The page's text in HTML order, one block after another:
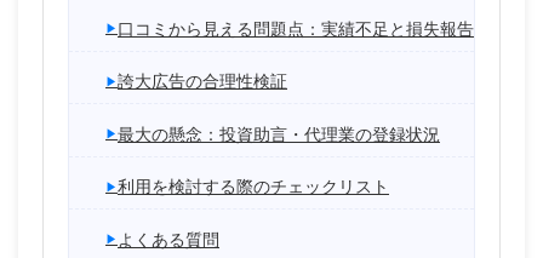
口コミから見える問題点：実績不足と損失報告
誇大広告の合理性検証
最大の懸念：投資助言・代理業の登録状況
利用を検討する際のチェックリスト
よくある質問